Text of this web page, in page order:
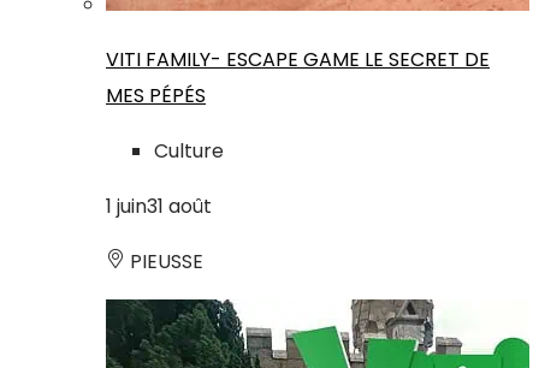
VITI FAMILY- ESCAPE GAME LE SECRET DE
MES PÉPÉS
Culture
1 juin31 août
PIEUSSE